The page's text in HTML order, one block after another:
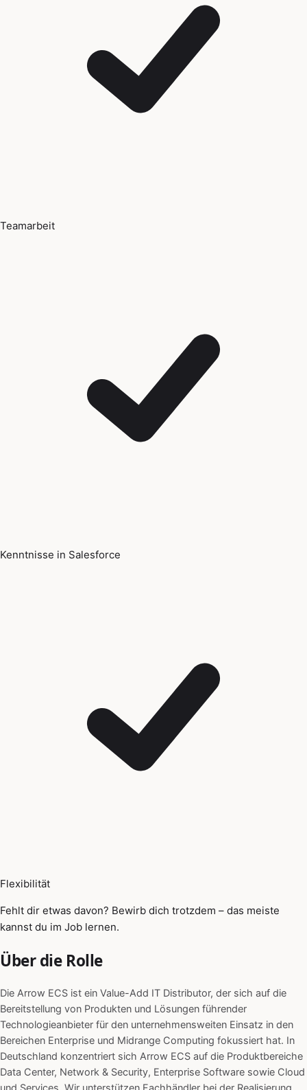
Teamarbeit
Kenntnisse in Salesforce
Flexibilität
Fehlt dir etwas davon? Bewirb dich trotzdem – das meiste
kannst du im Job lernen.
Über die Rolle
Die Arrow ECS ist ein Value-Add IT Distributor, der sich auf die
Bereitstellung von Produkten und Lösungen führender
Technologieanbieter für den unternehmensweiten Einsatz in den
Bereichen Enterprise und Midrange Computing fokussiert hat. In
Deutschland konzentriert sich Arrow ECS auf die Produktbereiche
Data Center, Network & Security, Enterprise Software sowie Cloud